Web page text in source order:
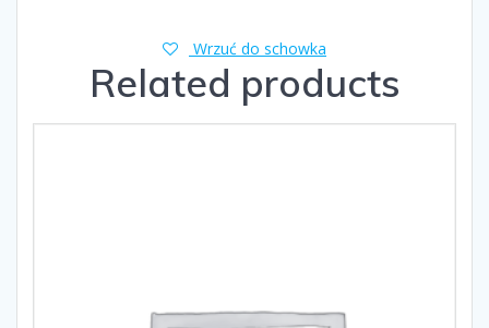
Wrzuć do schowka
Related products